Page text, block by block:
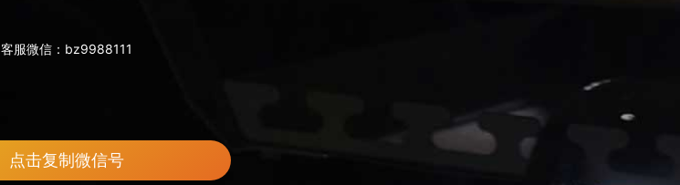
客服微信： bz9988111
点击复制微信号